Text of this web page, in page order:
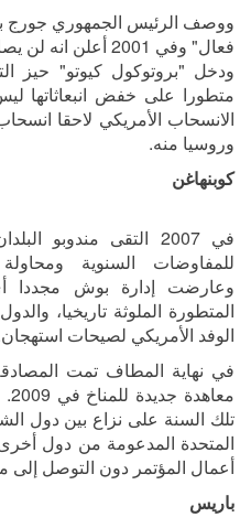
ووصف الرئيس الجمهوري جورج
فعال" وفي 2001 أعلن انه لن يصادق عليه.
متطورا على خفض انبعاثاتها
الانسحاب الأمريكي لاحقا
وروسيا منه.
كوبنهاغن
في 2007 التقى مندوبو
للمفاوضات السنوية
وعارضت إدارة بوش مجددا
المتطورة الملوثة تاريخيا،
الوفد الأمريكي لصيحات
في نهاية المطاف تمت
تلك السنة على نزاع بين دول
المتحدة المدعومة من دول
أعمال المؤتمر دون التوصل إلى
باريس